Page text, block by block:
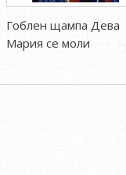
Гоблен щампа Дева
Мария се моли